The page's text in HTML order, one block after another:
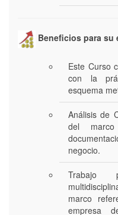
Beneficios para su
Este Curso
con la
esquema
Análisis de
del
negocio.
Trabajo
marco
empresa